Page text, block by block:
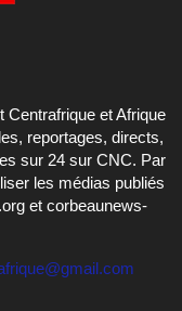
Centrafrique et Afrique
reportages, directs,
sur 24 sur CNC. Par
les médias publiés
et corbeaunews-